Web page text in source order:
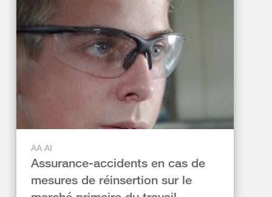
AA AI
Assurance-accidents en cas de
mesures de réinsertion sur le